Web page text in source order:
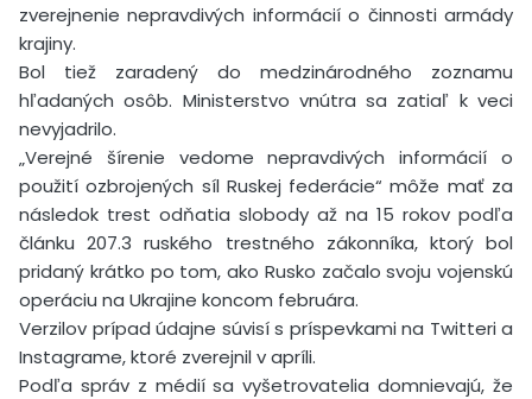
zverejnenie nepravdivých informácií o činnosti armády
krajiny.
Bol tiež zaradený do medzinárodného zoznamu
hľadaných osôb. Ministerstvo vnútra sa zatiaľ k veci
nevyjadrilo.
„Verejné šírenie vedome nepravdivých informácií o
použití ozbrojených síl Ruskej federácie“ môže mať za
následok trest odňatia slobody až na 15 rokov podľa
článku 207.3 ruského trestného zákonníka, ktorý bol
pridaný krátko po tom, ako Rusko začalo svoju vojenskú
operáciu na Ukrajine koncom februára.
Verzilov prípad údajne súvisí s príspevkami na Twitteri a
Instagrame, ktoré zverejnil v apríli.
Podľa správ z médií sa vyšetrovatelia domnievajú, že